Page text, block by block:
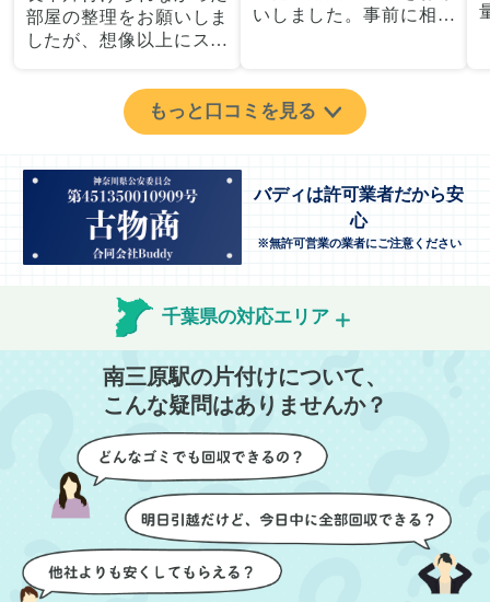
部屋の整理をお願いしま
したが、想像以上にスム
が集めた物や古い家具が
多く、自分たちだけでは
どうにもならない状態で
んが手際よく片付けてく
れたので、部屋が驚くほ
どスッキリしました。自
分では手が回らなかった
場所も含め、プロの力を
実感しました。
特に、物が散乱していた
部屋の整理や、細かなア
イテムの仕分けを迅速か
つ丁寧に対応していただ
けたのがありがたかった
です。家族それぞれが必
要なものを確認しながら
進めることができ、安心
感を持って作業をお任せ
できました。さらに、作
業終了後には部屋全体を
清掃していただき、まる
で新しい家のような清潔
いしました。事前に相談
古い家具や壊れた家電な
ど、処分が難しいものが
きました。
当日は2名のスタッフが来
てくださり、作業の流れ
ちらも安心感を持って作
壁や床を傷つけないよう
に細心の注意を払ってい
ただき、家全体がスムー
ズに片付いていくのがと
ても嬉しかったです。作
業が終わった後には、こ
ちらからお願いしなくて
も部屋を簡単に清掃して
いただけたのも好印象で
した。
もっと口コミを見る
バディは許可業者だから安
心
※無許可営業の業者にご注意ください
千葉県の対応エリア
南三原駅の片付けについて、
こんな疑問はありませんか？